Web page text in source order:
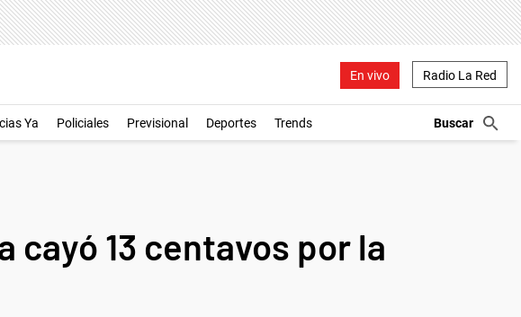
En vivo Radio La Red
Ya Policiales Previsional Deportes Trends
cayó 13 centavos por la